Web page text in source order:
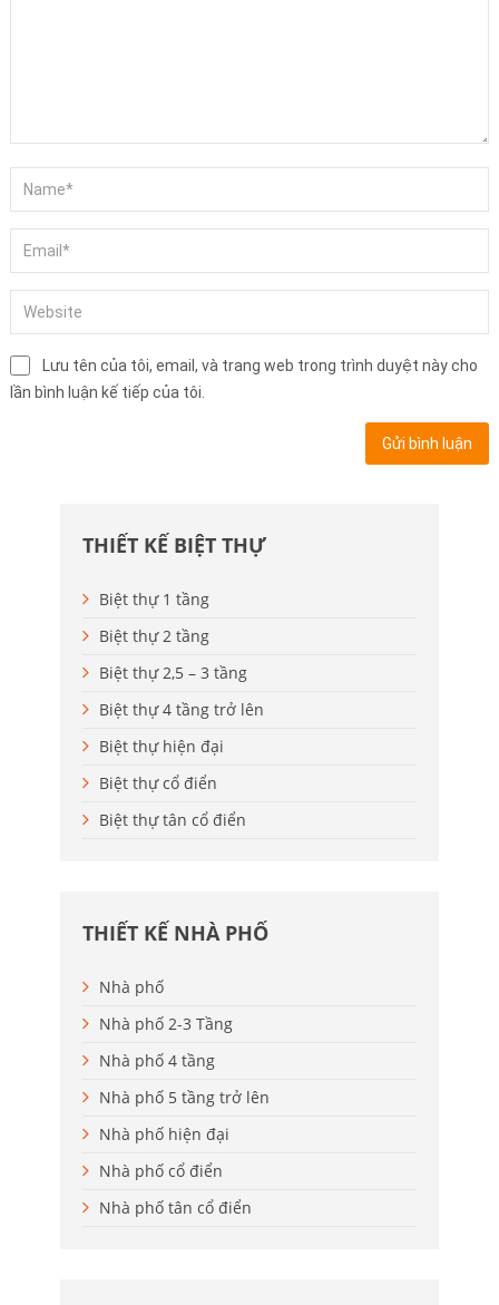
Lưu tên của tôi, email, và trang web trong trình duyệt này cho
lần bình luận kế tiếp của tôi.
THIẾT KẾ BIỆT THỰ
Biệt thự 1 tầng
Biệt thự 2 tầng
Biệt thự 2,5 – 3 tầng
Biệt thự 4 tầng trở lên
Biệt thự hiện đại
Biệt thự cổ điển
Biệt thự tân cổ điển
THIẾT KẾ NHÀ PHỐ
Nhà phố
Nhà phố 2-3 Tầng
Nhà phố 4 tầng
Nhà phố 5 tầng trở lên
Nhà phố hiện đại
Nhà phố cổ điển
Nhà phố tân cổ điển